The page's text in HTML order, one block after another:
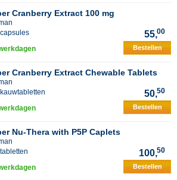
Cranberry Extract 100 mg
55,00
Bestellen
Cranberry Extract Chewable Tablets
50,50
Bestellen
Nu-Thera with P5P Caplets
100,50
Bestellen